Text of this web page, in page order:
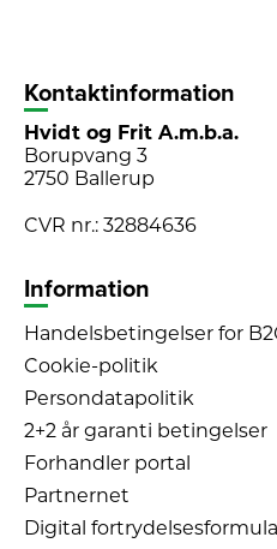
Kontaktinformation
Hvidt og Frit A.m.b.a.
Borupvang 3
2750 Ballerup
CVR nr.: 32884636
Information
Handelsbetingelser for
Cookie-politik
Persondatapolitik
2+2 år garanti betingelser
Forhandler portal
Partnernet
Digital